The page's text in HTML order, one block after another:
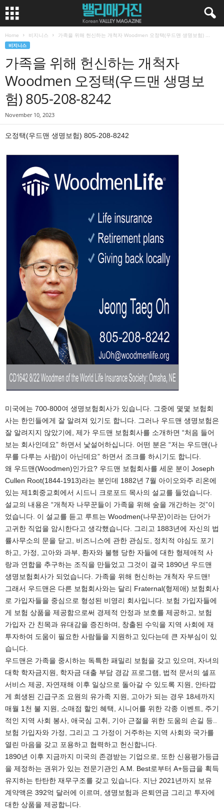
Home 비지니스 가족을 위해 헌신하는 개척자 Woodmen 오정택(우드맨 생명보험) ...
비지니스
가족을 위해 헌신하는 개척자
Woodmen 오정택(우드맨 생명보
험) 805-208-8242
November 10, 2023
오정택(우드맨 생명보험) 805-208-8242
미국에는 700-800여 생명보험회사가 있습니다. 그중에 몇몇 보험회
사는 한인들에게 잘 알려져 있기도 합니다. 그러나 우드맨 생명보험은
잘 알려지지 않았기에, 제가 우드맨 보험회사를 소개하면 “처음 들어
보는 회사인데요” 하면서 낯설어하십니다. 어떤 분은 “저는 우드맨(나
무를 다루는 사람)이 아닌데요” 하면서 조크를 하시기도 합니다.
왜 우드맨(Woodmen)인가요? 우드맨 보험회사를 세운 분이 Joseph
Cullen Root(1844-1913)라는 분인데 1882년 7월 아이오와주 리온에
있는 제1회중교회에서 시드니 크로포드 목사의 설교를 들었습니다.
설교의 내용은 “개척자 나무꾼들이 가족을 위해 숲을 개간하는 것”이
었습니다. 이 설교를 듣고 루트는 Woodmen(나무꾼)이라는 단어가
고귀한 직업을 암시한다고 생각했습니다. 그리고 1883년에 자신의 법
률사무소의 문을 닫고, 비즈니스에 관한 관심도, 정치적 야심도 포기
하고, 가정, 고아와 과부, 환자와 불행 당한 자들에 대한 형제애적 사
랑과 연합을 추구하는 조직을 만들었고 그것이 결국 1890년 우드맨
생명보험회사가 되었습니다. 가족을 위해 헌신하는 개척자 우드맨!
그래서 우드맨은 다른 보험회사와는 달리 Fraternal(형제애) 보험회사
로 가입자들을 중심으로 형성된 비영리 회사입니다. 보험 가입자들에
게 보험 상품을 제공함으로써 경제적 안정과 보호를 제공하고, 보험
가입자 간 친목과 유대감을 증진하며, 창출된 수익을 지역 사회에 재
투자하여 도움이 필요한 사람들을 지원하고 있다는데 큰 자부심이 있
습니다.
우드맨은 가족을 중시하는 독특한 패밀리 보험을 갖고 있으며, 자녀의
대학 학자금지원, 학자금 대출 부담 경감 프로그램, 법적 문서의 셀프
서비스 제공, 자연재해 이후 일상으로 돌아갈 수 있도록 지원, 안타깝
게 희생된 긴급구조 요원의 유가족 지원, 고아가 되는 경우 18세까지
매월 1천 불 지원, 소매점 할인 혜택, 시니어를 위한 각종 이벤트, 주기
적인 지역 사회 봉사, 애국심 고취, 기아 근절을 위한 도움의 손길 등..
보험 가입자와 가정, 그리고 그 가정이 거주하는 지역 사회와 국가를
열린 마음을 갖고 포용하고 협력하고 헌신합니다.
1890년 이후 지금까지 미국의 존경받는 기업으로, 또한 신용평가등급
을 제정하는 권위가 있는 전문기관인 A.M. Best로부터 A+등급을 획득
유지하는 탄탄한 재무구조를 갖고 있습니다. 지난 2021년까지 보유
계약액은 392억 달러에 이르며, 생명보험과 은퇴연금 그리고 투자에
대한 상품을 제공합니다.